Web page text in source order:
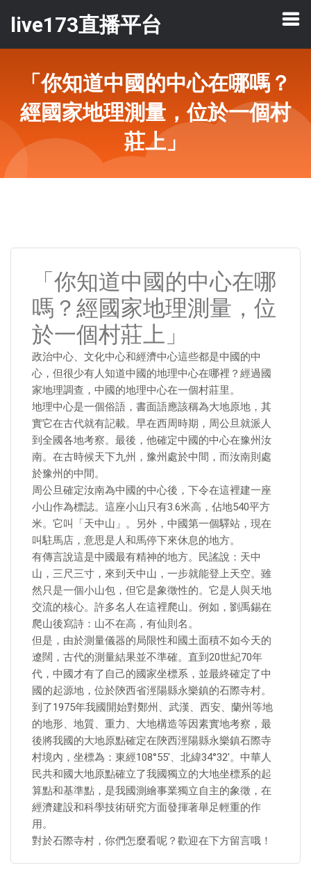
live173直播平台
「你知道中國的中心在哪嗎？
經國家地理測量，位於一個村
莊上」
「你知道中國的中心在哪
嗎？經國家地理測量，位
於一個村莊上」
政治中心、文化中心和經濟中心這些都是中國的中
心，但很少有人知道中國的地理中心在哪裡？經過國
家地理調查，中國的地理中心在一個村莊里。
地理中心是一個俗語，書面語應該稱為大地原地，其
實它在古代就有記載。早在西周時期，周公旦就派人
到全國各地考察。最後，他確定中國的中心在豫州汝
南。在古時候天下九州，豫州處於中間，而汝南則處
於豫州的中間。
周公旦確定汝南為中國的中心後，下令在這裡建一座
小山作為標誌。這座小山只有3.6米高，佔地540平方
米。它叫「天中山」。另外，中國第一個驛站，現在
叫駐馬店，意思是人和馬停下來休息的地方。
有傳言說這是中國最有精神的地方。民謠說：天中
山，三尺三寸，來到天中山，一步就能登上天空。雖
然只是一個小山包，但它是象徵性的。它是人與天地
交流的核心。許多名人在這裡爬山。例如，劉禹錫在
爬山後寫詩：山不在高，有仙則名。
但是，由於測量儀器的局限性和國土面積不如今天的
遼闊，古代的測量結果並不準確。直到20世紀70年
代，中國才有了自己的國家坐標系，並最終確定了中
國的起源地，位於陝西省涇陽縣永樂鎮的石際寺村。
到了1975年我國開始對鄭州、武漢、西安、蘭州等地
的地形、地質、重力、大地構造等因素實地考察，最
後將我國的大地原點確定在陝西涇陽縣永樂鎮石際寺
村境內，坐標為：東經108°55′、北緯34°32′。中華人
民共和國大地原點確立了我國獨立的大地坐標系的起
算點和基準點，是我國測繪事業獨立自主的象徵，在
經濟建設和科學技術研究方面發揮著舉足輕重的作
用。
對於石際寺村，你們怎麼看呢？歡迎在下方留言哦！